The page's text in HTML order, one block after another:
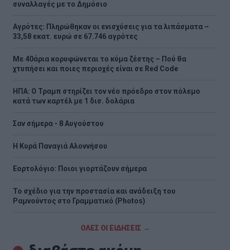
συναλλαγές με το Δημόσιο
Αγρότες: Πληρώθηκαν οι ενισχύσεις για τα λιπάσματα –
33,58 εκατ. ευρώ σε 67.746 αγρότες
Με 40άρια κορυφώνεται το κύμα ζέστης – Πού θα
χτυπήσει και ποιες περιοχές είναι σε Red Code
ΗΠΑ: Ο Τραμπ στηρίζει τον νέο πρόεδρο στον πόλεμο
κατά των καρτέλ με 1 δισ. δολάρια
Σαν σήμερα - 8 Αυγούστου
H Κυρά Παναγιά Αλοννήσου
Εορτολόγιο: Ποιοι γιορτάζουν σήμερα
Το σχέδιο για την προστασία και ανάδειξη του
Ραμνούντος στο Γραμματικό (Photos)
ΟΛΕΣ ΟΙ ΕΙΔΗΣΕΙΣ →